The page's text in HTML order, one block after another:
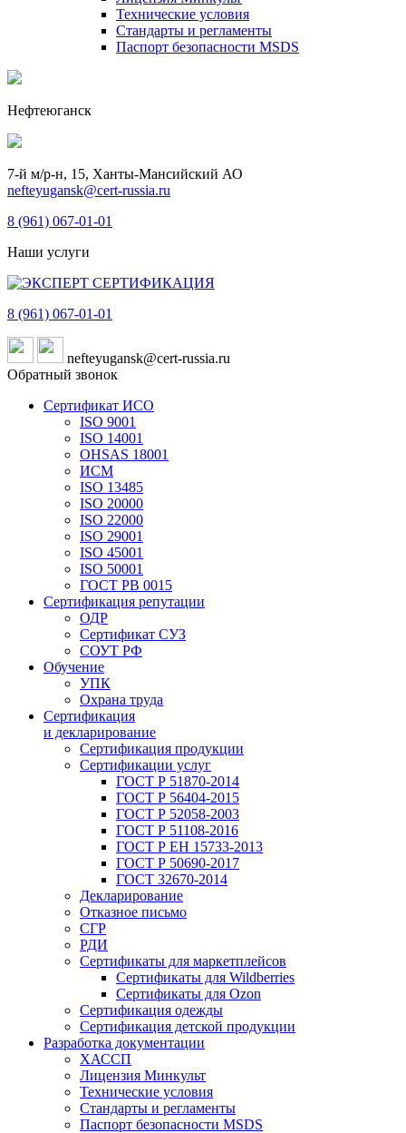
Технические условия
Стандарты и регламенты
Паспорт безопасности MSDS
Нефтеюганск
7-й м/р-н, 15, Ханты-Мансийский АО
nefteyugansk@cert-russia.ru
8 (961) 067-01-01
Наши услуги
8 (961) 067-01-01
nefteyugansk@cert-russia.ru
Обратный звонок
Сертификат ИСО
ISO 9001
ISO 14001
OHSAS 18001
ИСМ
ISO 13485
ISO 20000
ISO 22000
ISO 29001
ISO 45001
ISO 50001
ГОСТ РВ 0015
Сертификация репутации
ОДР
Сертификат СУЗ
СОУТ РФ
Обучение
УПК
Охрана труда
Сертификация
и декларирование
Сертификация продукции
Сертификации услуг
ГОСТ Р 51870-2014
ГОСТ Р 56404-2015
ГОСТ Р 52058-2003
ГОСТ Р 51108-2016
ГОСТ Р ЕН 15733-2013
ГОСТ Р 50690-2017
ГОСТ 32670-2014
Декларирование
Отказное письмо
СГР
РДИ
Сертификаты для маркетплейсов
Сертификаты для Wildberries
Сертификаты для Ozon
Сертификация одежды
Сертификация детской продукции
Разработка документации
ХАССП
Лицензия Минкульт
Технические условия
Стандарты и регламенты
Паспорт безопасности MSDS